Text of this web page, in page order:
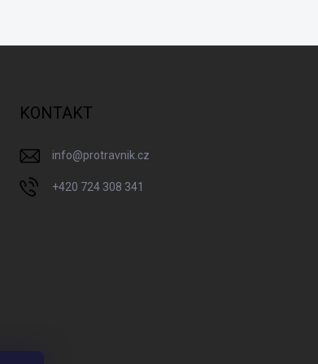
KONTAKT
info@protravnik.cz
+420 724 308 341